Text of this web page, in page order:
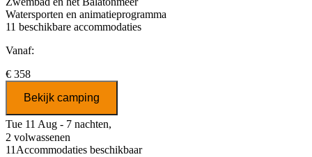
Watersporten en animatieprogramma
11 beschikbare accommodaties
Vanaf:
€ 358
Bekijk camping
Tue 11 Aug - 7 nachten,
2 volwassenen
11Accommodaties beschikbaar